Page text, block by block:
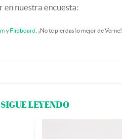
en nuestra encuesta:
y Flipboard . ¡No te pierdas lo mejor de Verne!
SIGUE LEYENDO